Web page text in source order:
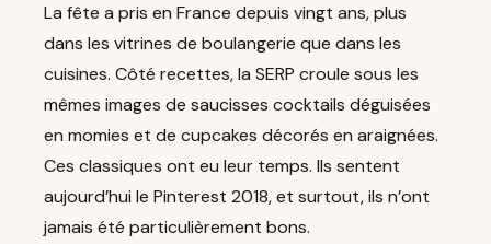
La fête a pris en France depuis vingt ans, plus
dans les vitrines de boulangerie que dans les
cuisines. Côté recettes, la SERP croule sous les
mêmes images de saucisses cocktails déguisées
en momies et de cupcakes décorés en araignées.
Ces classiques ont eu leur temps. Ils sentent
aujourd’hui le Pinterest 2018, et surtout, ils n’ont
jamais été particulièrement bons.